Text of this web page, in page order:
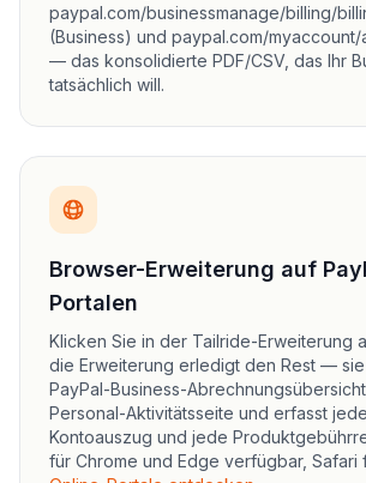
paypal.com/businessmanage/billing/
(Business) und paypal.com/myaccount/
— das konsolidierte PDF/CSV, das Ihr
tatsächlich will.
Browser-Erweiterung auf
Portalen
Klicken Sie in der Tailride-Erweiterung
die Erweiterung erledigt den Rest —
PayPal-Business-
Personal-Aktivitätsseite und erfasst
Kontoauszug und jede
für Chrome und Edge verfügbar, Safari